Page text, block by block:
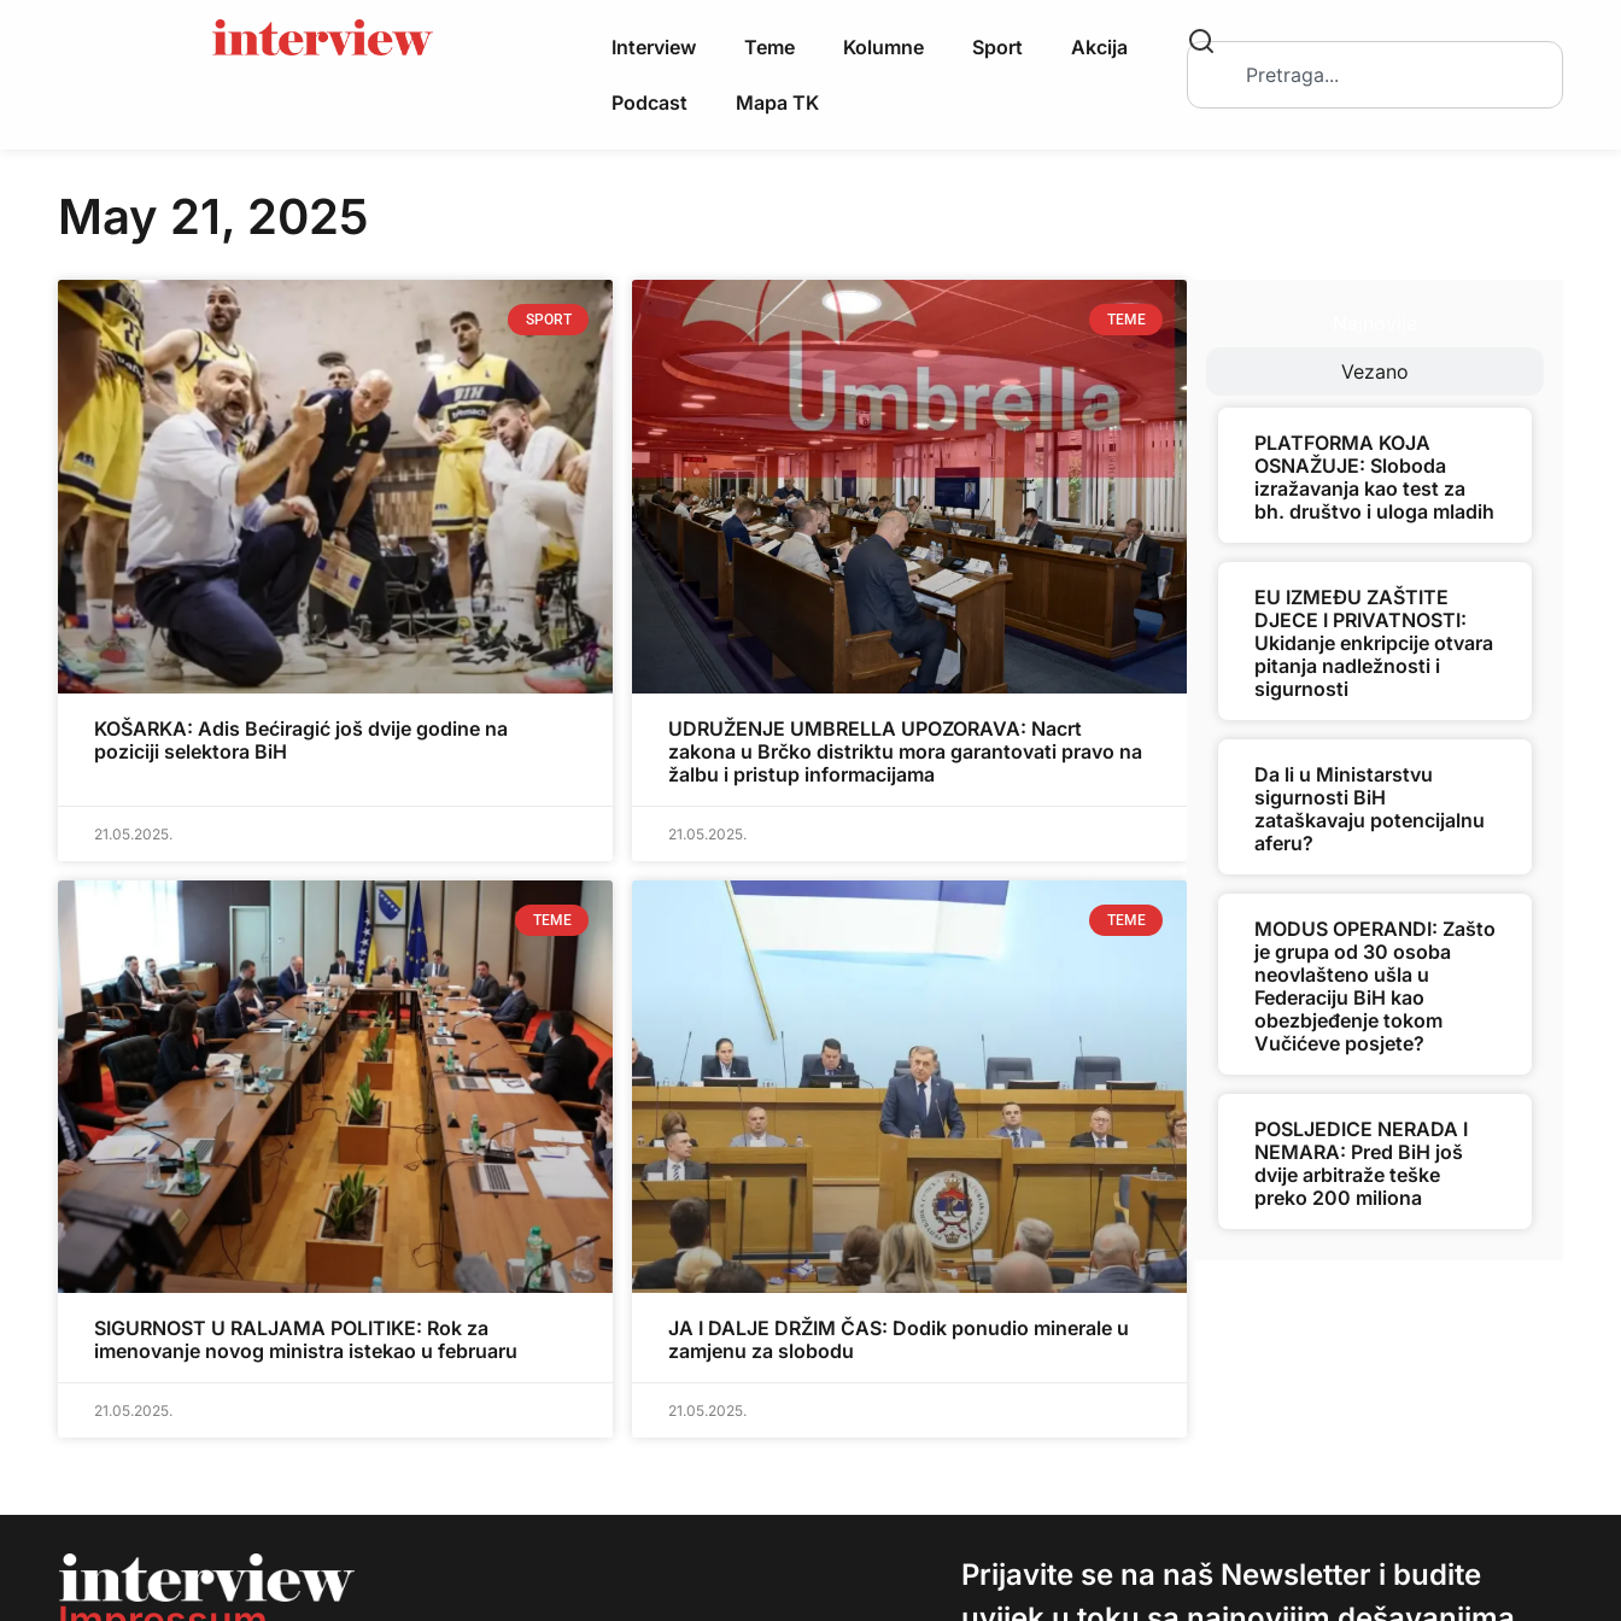
Interview Teme Kolumne Sport Akcija
Podcast Mapa TK
May 21, 2025
SPORT
KOŠARKA: Adis Bećiragić još dvije godine na
poziciji selektora BiH
21.05.2025.
TEME
UDRUŽENJE UMBRELLA UPOZORAVA: Nacrt
zakona u Brčko distriktu mora garantovati pravo na
žalbu i pristup informacijama
21.05.2025.
TEME
SIGURNOST U RALJAMA POLITIKE: Rok za
imenovanje novog ministra istekao u februaru
21.05.2025.
TEME
JA I DALJE DRŽIM ČAS: Dodik ponudio minerale u
zamjenu za slobodu
21.05.2025.
Vezano
PLATFORMA KOJA
OSNAŽUJE: Sloboda
izražavanja kao test za
bh. društvo i uloga mladih
EU IZMEĐU ZAŠTITE
DJECE I PRIVATNOSTI:
Ukidanje enkripcije otvara
pitanja nadležnosti i
sigurnosti
Da li u Ministarstvu
sigurnosti BiH
zataškavaju potencijalnu
aferu?
MODUS OPERANDI: Zašto
je grupa od 30 osoba
neovlašteno ušla u
Federaciju BiH kao
obezbjeđenje tokom
Vučićeve posjete?
POSLJEDICE NERADA I
NEMARA: Pred BiH još
dvije arbitraže teške
preko 200 miliona
Prijavite se na naš Newsletter i budite